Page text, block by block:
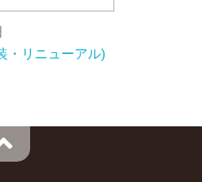
・リニューアル)